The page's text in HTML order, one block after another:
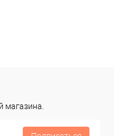
магазина.